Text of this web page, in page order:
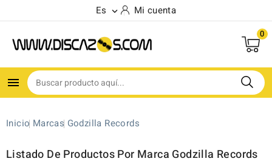
Es  Mi cuenta
0

Inicio Marcas Godzilla Records
Listado De Productos Por Marca Godzilla Records
(1)